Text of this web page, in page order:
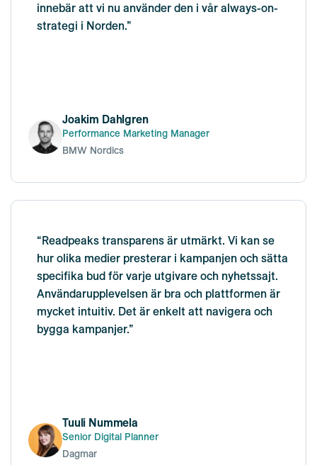
innebär att vi nu använder den i vår always-on-
strategi i Norden.”
Joakim Dahlgren
Performance Marketing Manager
BMW Nordics
“Readpeaks transparens är utmärkt. Vi kan se
hur olika medier presterar i kampanjen och sätta
specifika bud för varje utgivare och nyhetssajt.
Användarupplevelsen är bra och plattformen är
mycket intuitiv. Det är enkelt att navigera och
bygga kampanjer.”
Tuuli Nummela
Senior Digital Planner
Dagmar